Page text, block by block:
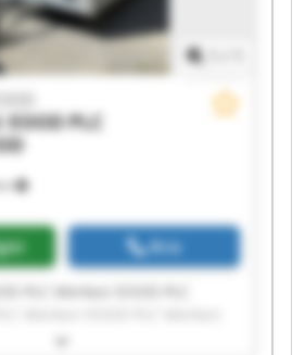
PLC
Ara
EOOD PLC Merkezi EOOD PLC